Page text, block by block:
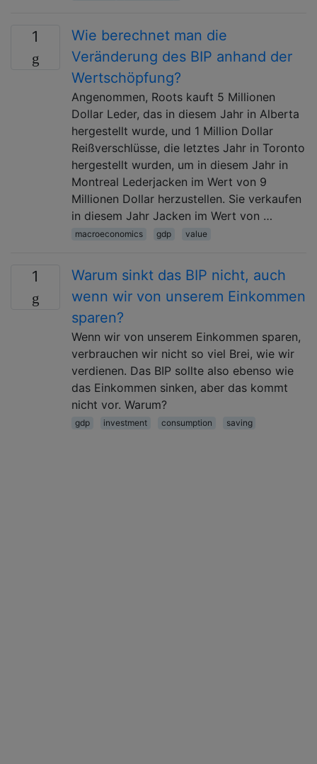
1
Wie berechnet man die
Veränderung des BIP anhand der
Wertschöpfung?
Angenommen, Roots kauft 5 Millionen
Dollar Leder, das in diesem Jahr in Alberta
hergestellt wurde, und 1 Million Dollar
Reißverschlüsse, die letztes Jahr in Toronto
hergestellt wurden, um in diesem Jahr in
Montreal Lederjacken im Wert von 9
Millionen Dollar herzustellen. Sie verkaufen
in diesem Jahr Jacken im Wert von …
macroeconomics gdp value
1
Warum sinkt das BIP nicht, auch
wenn wir von unserem Einkommen
sparen?
Wenn wir von unserem Einkommen sparen,
verbrauchen wir nicht so viel Brei, wie wir
verdienen. Das BIP sollte also ebenso wie
das Einkommen sinken, aber das kommt
nicht vor. Warum?
gdp investment consumption saving